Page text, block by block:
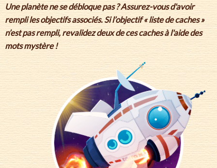
Une planète ne se débloque pas ? Assurez-vous d'avoir
rempli les objectifs associés. Si l’objectif « liste de caches »
n’est pas rempli, revalidez deux de ces caches à l'aide des
mots mystère !